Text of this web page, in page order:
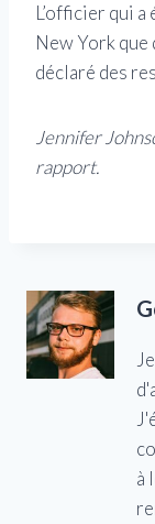
L’officier qui
New York
déclaré des
Jennifer
rapport.
à